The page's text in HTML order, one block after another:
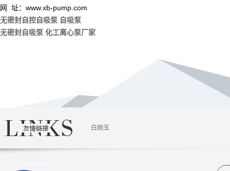
网 址：www.xb-pump.com
无密封自控自吸泵 自吸泵
无密封自吸泵 化工离心泵厂家
白刚玉